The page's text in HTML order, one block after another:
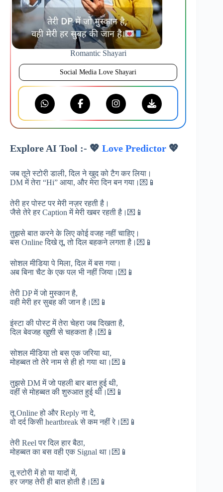
Romantic Shayari
Social Media Love Shayari
Explore AI Tool :- 💖 Love Predictor 💖
जब तूने स्टोरी डाली, दिल ने खुद को टैग कर लिया।
DM में तेरा “Hi” आया, और मेरा दिन बन गया।💌📱
तेरी हर पोस्ट पर मेरी नज़र रहती है।
जैसे तेरे हर Caption में मेरी खबर रहती है।💌📱
तुझसे बात करने के लिए कोई वजह नहीं चाहिए।
बस Online दिखे तू, तो दिल बहकने लगता है।💌📱
सोशल मीडिया पे मिला, दिल में बस गया।
अब बिना चैट के एक पल भी नहीं जिया।💌📱
तेरी DP में जो मुस्कान है,
वही मेरी हर सुबह की जान है।💌📱
इंस्टा की पोस्ट में तेरा चेहरा जब दिखता है,
दिल बेवजह खुशी से चहकता है।💌📱
सोशल मीडिया तो बस एक जरिया था,
मोहब्बत तो तेरे नाम से ही हो गया था।💌📱
तुझसे DM में जो पहली बार बात हुई थी,
वहीं से मोहब्बत की शुरुआत हुई थी।💌📱
तू Online हो और Reply ना दे,
वो दर्द किसी heartbreak से कम नहीं रे।💌📱
तेरी Reel पर दिल हार बैठा,
मोहब्बत का बस वही एक Signal था।💌📱
तू स्टोरी में हो या यादों में,
हर जगह तेरी ही बात होती है।💌📱